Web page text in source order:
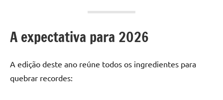
A expectativa para 2026
A edição deste ano reúne todos os ingredientes para
quebrar recordes: